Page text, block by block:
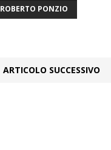
ROBERTO PONZIO
ARTICOLO SUCCESSIVO